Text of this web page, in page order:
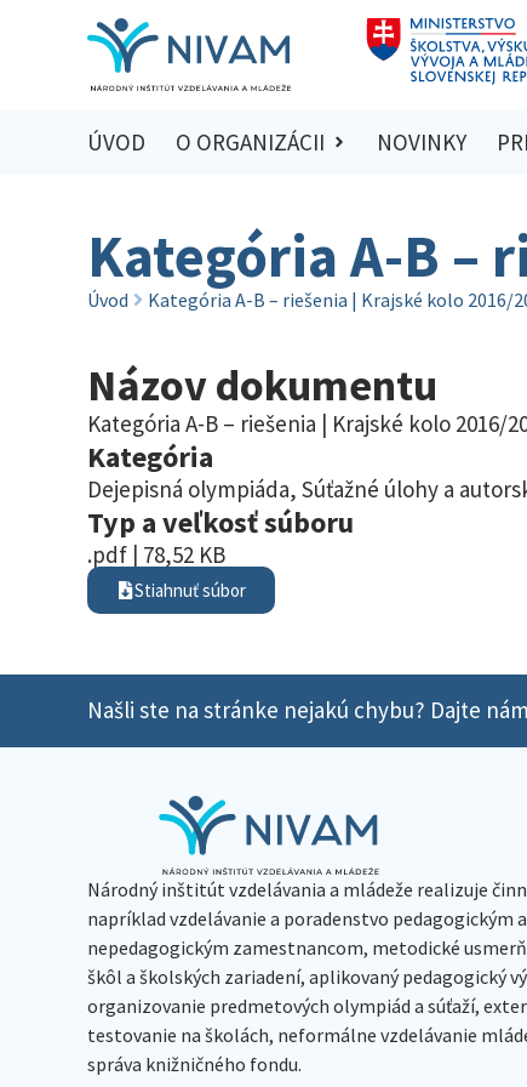
ÚVOD O ORGANIZÁCII NOVINKY
Kategória A-B –
Úvod Kategória A-B – riešenia | Krajské kolo 2016/
Názov dokumentu
Kategória A-B – riešenia | Krajské kolo 2016/
Kategória
Dejepisná olympiáda, Súťažné úlohy a
Typ a veľkosť súboru
.pdf | 78,52 KB
Stiahnuť súbor
Našli ste na stránke nejakú chybu? Dajte
Národný inštitút vzdelávania a mládeže realizuje
napríklad vzdelávanie a poradenstvo pedagogickým a
nepedagogickým zamestnancom, metodické
škôl a školských zariadení, aplikovaný pedagogický
organizovanie predmetových olympiád a súťaží,
testovanie na školách, neformálne vzdelávanie
správa knižničného fondu.